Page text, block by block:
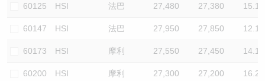
60125 HSI 法巴 27,480 27,380 15.1
60147 HSI 法巴 27,950 27,850 12.1
60173 HSI 摩利 27,550 27,450 14.1
60200 HSI 摩利 27,300 27,200 16.2